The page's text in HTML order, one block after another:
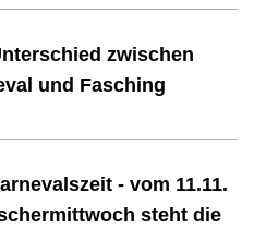
zwischen
und Fasching
- vom 11.11.
steht die